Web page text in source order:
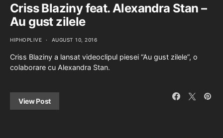
Criss Blaziny feat. Alexandra Stan –
Au gust zilele
HIPHOPLIVE AUGUST 10, 2016
Criss Blaziny a lansat videoclipul piesei “Au gust zilele”, o
colaborare cu Alexandra Stan.
View Post